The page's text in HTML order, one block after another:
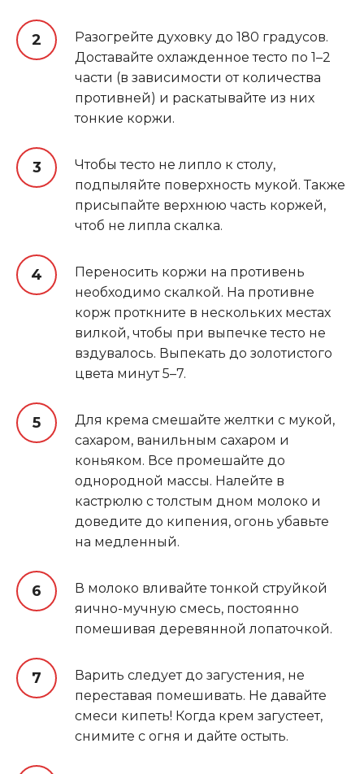
Разогрейте духовку до 180 градусов.
Доставайте охлажденное тесто по 1–2
части (в зависимости от количества
противней) и раскатывайте из них
тонкие коржи.
Чтобы тесто не липло к столу,
подпыляйте поверхность мукой. Также
присыпайте верхнюю часть коржей,
чтоб не липла скалка.
Переносить коржи на противень
необходимо скалкой. На противне
корж проткните в нескольких местах
вилкой, чтобы при выпечке тесто не
вздувалось. Выпекать до золотистого
цвета минут 5–7.
Для крема смешайте желтки с мукой,
сахаром, ванильным сахаром и
коньяком. Все промешайте до
однородной массы. Налейте в
кастрюлю с толстым дном молоко и
доведите до кипения, огонь убавьте
на медленный.
В молоко вливайте тонкой струйкой
яично-мучную смесь, постоянно
помешивая деревянной лопаточкой.
Варить следует до загустения, не
переставая помешивать. Не давайте
смеси кипеть! Когда крем загустеет,
снимите с огня и дайте остыть.